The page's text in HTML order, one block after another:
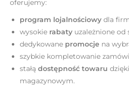
oferujemy:
program lojalnościowy dla
wysokie rabaty uzależnione od
dedykowane promocje na
szybkie kompletowanie
stałą dostępność towaru
magazynowym.